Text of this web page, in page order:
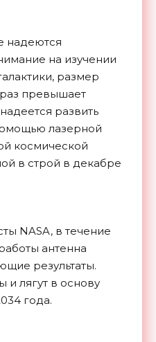
надеются
на изучении
размер
превышает
развить
лазерной
космической
в строй в декабре
NASA, в течение
антенна
результаты.
и лягут в основу
года.